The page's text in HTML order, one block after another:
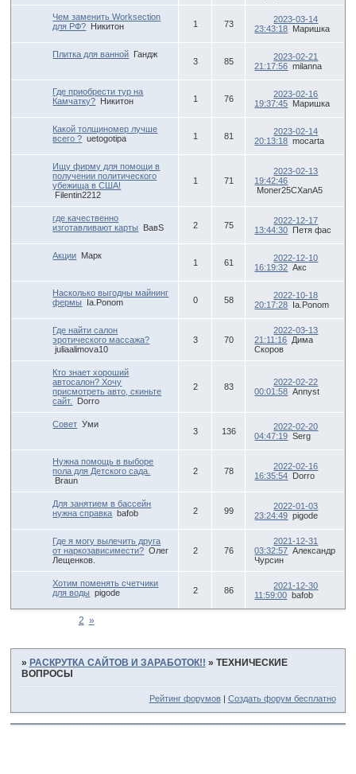
Чем заменить Worksection
для РФ?
Никитон 1 73
2023-03-14
23:43:18 Маришка
Плитка для ванной Гандж
3 85
2023-02-21
21:17:56 milanna
Где приобрести тур на
Камчатку?
Никитон 1 76
2023-02-16
19:37:45 Маришка
Какой толщиномер лучше
всего ? uetogotipa 1 81
2023-02-14
20:13:18 mocarta
Ищу фирму для помощи в
получении политического
убежища в США!
Filentin2212
1 71
2023-02-13
19:42:46
Moner25CXanА5
где качественно
изготавливают карты
ВавS 2 75
2022-12-17
13:44:30
Петя фас
Акции Марк
1 61
2022-12-10
16:19:32 Акс
Насколько выгодны майнинг
фермы
Ia.Ponom 0 58
2022-10-18
20:17:28
Ia.Ponom
Где найти салон
эротического массажа?
juliaalimova10
3 70
2022-03-13
21:11:16 Дима
Скоров
Кто знает хороший
автосалон? Хочу
присмотреть авто, скиньте
сайт.
Dorro
2 83
2022-02-22
00:01:58 Annyst
Совет Уми
3 136
2022-02-20
04:47:19 Serg
Нужна помощь в выборе
пола для Детского сада.
Braun
2 78
2022-02-16
16:35:54
Dorro
Для занятием в бассейн
нужна справка bafob 2 99
2022-01-03
23:24:49 pigode
Где я могу вылечить друга
от наркозависимести? Олег
Лещенков.
2 76
2021-12-31
03:32:57 Александр
Чурсин
Хотим поменять счетчики
для воды
pigode 2 86
2021-12-30
11:59:00 bafob
2 »
» РАСКРУТКА САЙТОВ И ЗАРАБОТОК!! » ТЕХНИЧЕСКИЕ
ВОПРОСЫ
Рейтинг форумов| Создать форум бесплатно